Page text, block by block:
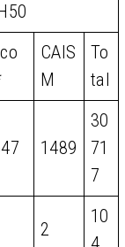
CAIS
M
To
tal
1489
30
71
7
2
10